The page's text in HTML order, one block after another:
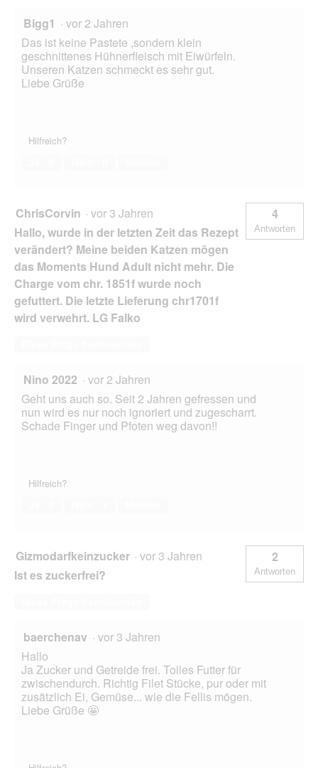
Bigg1 · vor 2 Jahren
Das ist keine Pastete ,sondern klein
geschnittenes Hühnerfleisch mit Eiwürfeln.
Unseren Katzen schmeckt es sehr gut.
Liebe Grüße
Hilfreich?
ChrisCorvin · vor 3 Jahren
Hallo, wurde in der letzten Zeit das Rezept
verändert? Meine beiden Katzen mögen
das Moments Hund Adult nicht mehr. Die
Charge vom chr. 1851f wurde noch
gefuttert. Die letzte Lieferung chr1701f
wird verwehrt. LG Falko
4
Antworten
Nino 2022 · vor 2 Jahren
Geht uns auch so. Seit 2 Jahren gefressen und
nun wird es nur noch ignoriert und zugescharrt.
Schade Finger und Pfoten weg davon!!
Hilfreich?
Gizmodarfkeinzucker · vor 3 Jahren
Ist es zuckerfrei?
2
Antworten
baerchenav · vor 3 Jahren
Hallo
Ja Zucker und Getreide frei. Tolles Futter für
zwischendurch. Richtig Filet Stücke, pur oder mit
zusätzlich Ei, Gemüse... wie die Fellis mögen.
Liebe Grüße 🤩